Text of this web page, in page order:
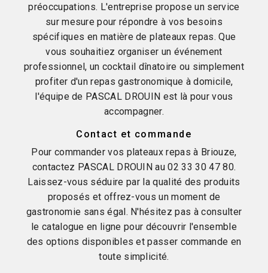
préoccupations. L'entreprise propose un service
sur mesure pour répondre à vos besoins
spécifiques en matière de plateaux repas. Que
vous souhaitiez organiser un événement
professionnel, un cocktail dînatoire ou simplement
profiter d'un repas gastronomique à domicile,
l'équipe de PASCAL DROUIN est là pour vous
accompagner.
Contact et commande
Pour commander vos plateaux repas à Briouze,
contactez PASCAL DROUIN au 02 33 30 47 80.
Laissez-vous séduire par la qualité des produits
proposés et offrez-vous un moment de
gastronomie sans égal. N'hésitez pas à consulter
le catalogue en ligne pour découvrir l'ensemble
des options disponibles et passer commande en
toute simplicité.